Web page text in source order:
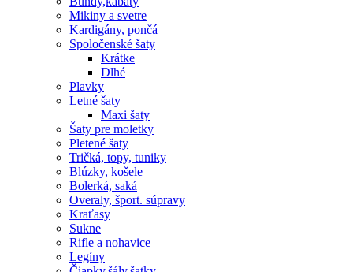
Mikiny a svetre
Kardigány, pončá
Spoločenské šaty
Krátke
Dlhé
Plavky
Letné šaty
Maxi šaty
Šaty pre moletky
Pletené šaty
Tričká, topy, tuniky
Blúzky, košele
Bolerká, saká
Overaly, šport. súpravy
Kraťasy
Sukne
Rifle a nohavice
Legíny